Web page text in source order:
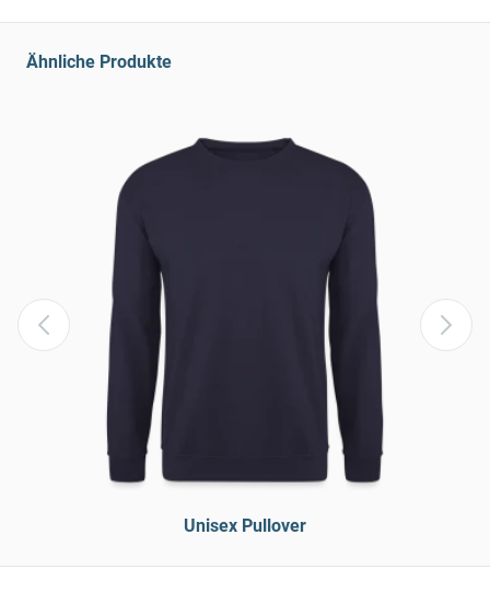
Ähnliche Produkte
Unisex Pullover